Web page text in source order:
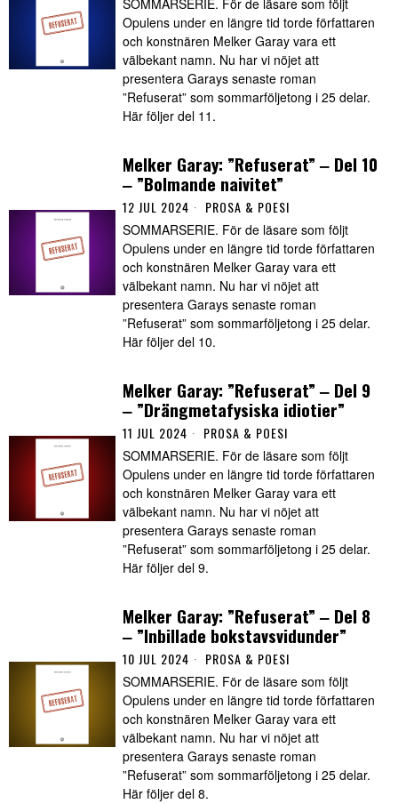
SOMMARSERIE. För de läsare som följt
Opulens under en längre tid torde författaren
och konstnären Melker Garay vara ett
välbekant namn. Nu har vi nöjet att
presentera Garays senaste roman
”Refuserat” som sommarföljetong i 25 delar.
Här följer del 11.
Melker Garay: ”Refuserat” ‒ Del 10
‒ ”Bolmande naivitet”
12 JUL 2024 PROSA & POESI
SOMMARSERIE. För de läsare som följt
Opulens under en längre tid torde författaren
och konstnären Melker Garay vara ett
välbekant namn. Nu har vi nöjet att
presentera Garays senaste roman
”Refuserat” som sommarföljetong i 25 delar.
Här följer del 10.
Melker Garay: ”Refuserat” ‒ Del 9
‒ ”Drängmetafysiska idiotier”
11 JUL 2024 PROSA & POESI
SOMMARSERIE. För de läsare som följt
Opulens under en längre tid torde författaren
och konstnären Melker Garay vara ett
välbekant namn. Nu har vi nöjet att
presentera Garays senaste roman
”Refuserat” som sommarföljetong i 25 delar.
Här följer del 9.
Melker Garay: ”Refuserat” ‒ Del 8
‒ ”Inbillade bokstavsvidunder”
10 JUL 2024 PROSA & POESI
SOMMARSERIE. För de läsare som följt
Opulens under en längre tid torde författaren
och konstnären Melker Garay vara ett
välbekant namn. Nu har vi nöjet att
presentera Garays senaste roman
”Refuserat” som sommarföljetong i 25 delar.
Här följer del 8.